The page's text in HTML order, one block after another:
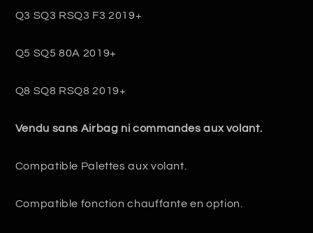
Q3 SQ3 RSQ3 F3 2019+
Q5 SQ5 80A 2019+
Q8 SQ8 RSQ8 2019+
Vendu sans Airbag ni commandes aux volant.
Compatible Palettes aux volant.
Compatible fonction chauffante en option.